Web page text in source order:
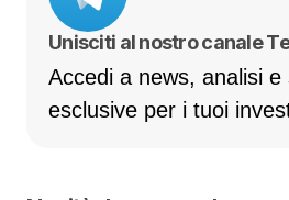
Unisciti al nostro canale
Accedi a news, analisi e
esclusive per i tuoi